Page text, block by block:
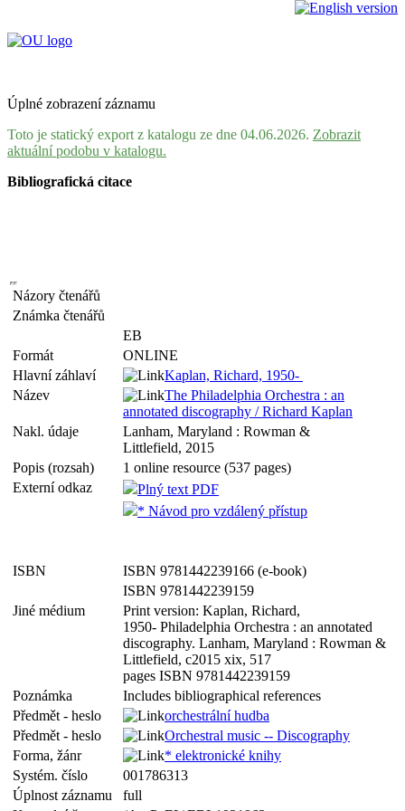
Úplné zobrazení záznamu
Toto je statický export z katalogu ze dne 04.06.2026. Zobrazit
aktuální podobu v katalogu.
Bibliografická citace
Názory čtenářů
Známka čtenářů
EB
Formát
ONLINE
Hlavní záhlaví
Kaplan, Richard, 1950-
Název
The Philadelphia Orchestra : an
annotated discography / Richard Kaplan
Nakl. údaje
Lanham, Maryland : Rowman &
Littlefield, 2015
Popis (rozsah)
1 online resource (537 pages)
Externí odkaz
Plný text PDF
* Návod pro vzdálený přístup
ISBN
ISBN 9781442239166 (e-book)
ISBN 9781442239159
Jiné médium
Print version: Kaplan, Richard,
1950- Philadelphia Orchestra : an annotated
discography. Lanham, Maryland : Rowman &
Littlefield, c2015 xix, 517
pages ISBN 9781442239159
Poznámka
Includes bibliographical references
Předmět - heslo
orchestrální hudba
Předmět - heslo
Orchestral music -- Discography
Forma, žánr
* elektronické knihy
Systém. číslo
001786313
Úplnost záznamu
full